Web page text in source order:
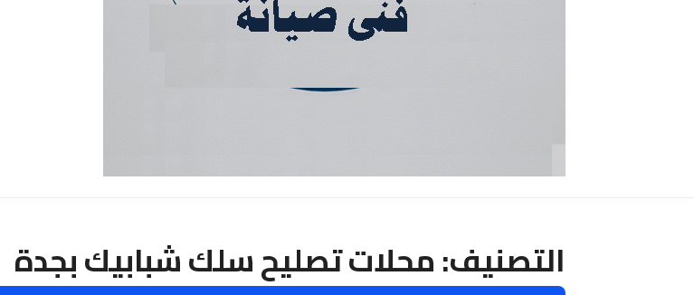
التصنيف:محلات تصليح سلك شبابيك بجدة